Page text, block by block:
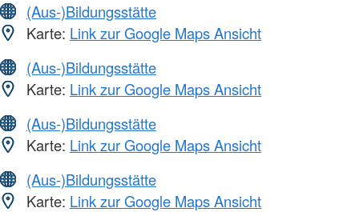
(Aus-)Bildungsstätte
Karte: Link zur Google Maps Ansicht
(Aus-)Bildungsstätte
Karte: Link zur Google Maps Ansicht
(Aus-)Bildungsstätte
Karte: Link zur Google Maps Ansicht
(Aus-)Bildungsstätte
Karte: Link zur Google Maps Ansicht